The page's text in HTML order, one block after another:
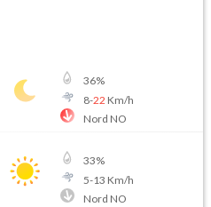
36%
8-22 Km/h
Nord NO
33%
5-13 Km/h
Nord NO